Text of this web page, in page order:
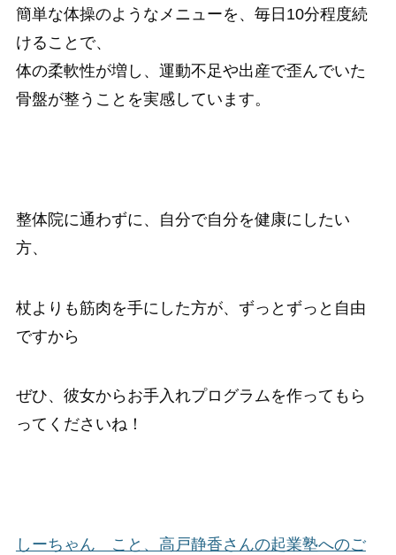
簡単な体操のようなメニューを、毎日10分程度続
けることで、
体の柔軟性が増し、運動不足や出産で歪んでいた
骨盤が整うことを実感しています。
整体院に通わずに、自分で自分を健康にしたい
方、
杖よりも筋肉を手にした方が、ずっとずっと自由
ですから
ぜひ、彼女からお手入れプログラムを作ってもら
ってくださいね！
しーちゃん こと、高戸静香さんの起業塾へのご